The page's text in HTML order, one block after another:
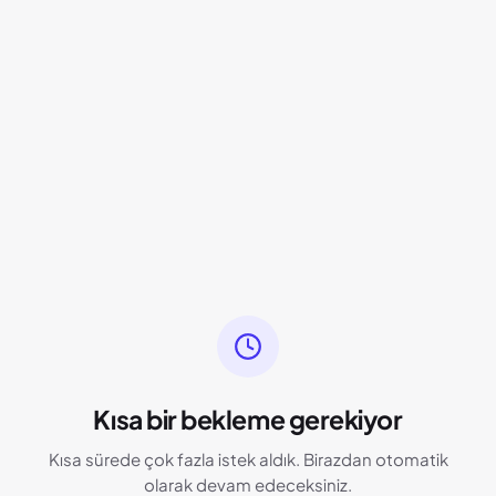
Kısa bir bekleme gerekiyor
Kısa sürede çok fazla istek aldık. Birazdan otomatik
olarak devam edeceksiniz.